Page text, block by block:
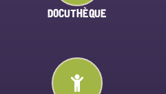
DOCUTHÈQUE